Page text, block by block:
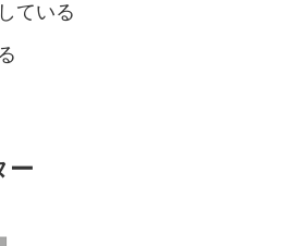
ている
ー